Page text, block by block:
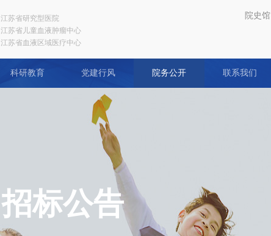
江苏省研究型医院
江苏省儿童血液肿瘤中心
江苏省血液区域医疗中心
院史馆
科研教育 党建行风 院务公开 联系我们
招标公告